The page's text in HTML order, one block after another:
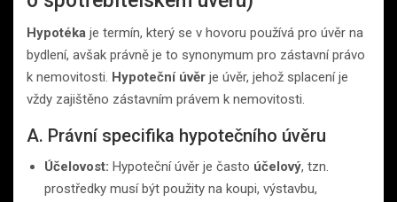
Hypotéka je termín, který se v hovoru používá pro úvěr na
bydlení, avšak právně je to synonymum pro zástavní právo
k nemovitosti. Hypoteční úvěr je úvěr, jehož splacení je
vždy zajištěno zástavním právem k nemovitosti.
A. Právní specifika hypotečního úvěru
Účelovost: Hypoteční úvěr je často účelový, tzn.
prostředky musí být použity na koupi, výstavbu,